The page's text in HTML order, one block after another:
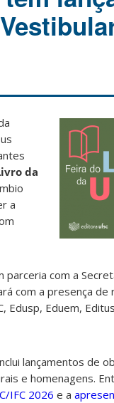
da
a
parceria com a
com a presença
Edusp, Eduem,
lançamentos de
e homenagens.
IFC 2026 e a